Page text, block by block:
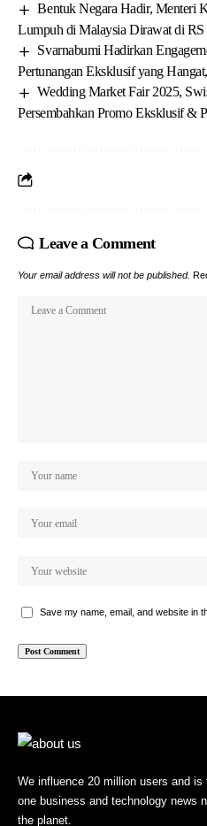
Bentuk Negara Hadir, Menteri
Lumpuh di Malaysia Dirawat di RS
Svarnabumi Hadirkan
Pertunangan Eksklusif yang
Wedding Market Fair 2025,
Persembahkan Promo Eksklusif &
Leave a Comment
Your email address will not be published.
Save my name, email, and website in
We influence 20 million users and is
one business and technology news
the planet.